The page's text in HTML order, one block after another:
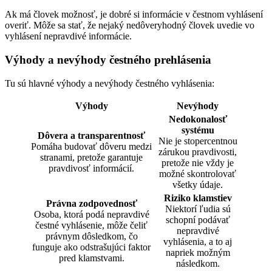
Ak má človek možnosť, je dobré si informácie v čestnom vyhlásení
overiť. Môže sa stať, že nejaký nedôveryhodný človek uvedie vo
vyhlásení nepravdivé informácie.
Výhody a nevýhody čestného prehlásenia
Tu sú hlavné výhody a nevýhody čestného vyhlásenia:
Výhody Nevýhody
Dôvera a transparentnosť
Pomáha budovať dôveru medzi
stranami, pretože garantuje
pravdivosť informácií.
Nedokonalosť
systému
Nie je stopercentnou
zárukou pravdivosti,
pretože nie vždy je
možné skontrolovať
všetky údaje.
Právna zodpovednosť
Osoba, ktorá podá nepravdivé
čestné vyhlásenie, môže čeliť
právnym dôsledkom, čo
funguje ako odstrašujúci faktor
pred klamstvami.
Riziko klamstiev
Niektorí ľudia sú
schopní podávať
nepravdivé
vyhlásenia, a to aj
napriek možným
následkom.